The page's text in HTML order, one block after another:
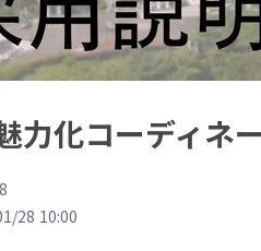
力化コーディネ
28 10:00